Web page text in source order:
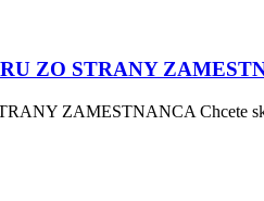
ZO STRANY
ZAMESTNANCA Chcete